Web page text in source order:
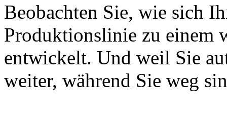
Beobachten Sie, wie sich
Produktionslinie zu einem
entwickelt. Und weil Sie
weiter, während Sie weg